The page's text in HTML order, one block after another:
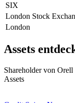
SIX
London Stock
London
Assets
Shareholder von
Assets